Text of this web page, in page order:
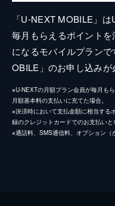
「U-NEXT MOBILE」
毎月もらえるポイント
になるモバイルプラン
OBILE」のお申し込みが
※U-NEXTの月額プラン会員が毎月も
月額基本料の支払いに充てた場合。
※決済時において支払金額に相当する
録のクレジットカードでのお支払いと
※通話料、SMS通信料、オプション（